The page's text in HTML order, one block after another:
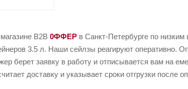
B2B 0ФФЕР в Санкт-Петербурге по
3.5 л. Наши сейлзы реагируют оперативно.
берет заявку в работу и отписывается вам на
доставку и указывает сроки отгрузки после